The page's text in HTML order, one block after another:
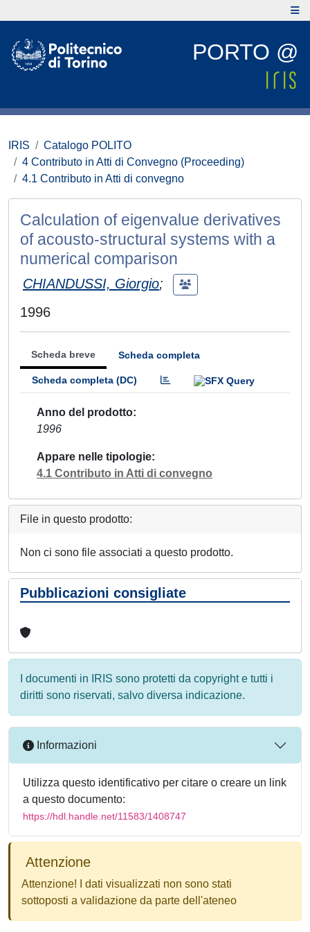
PORTO @
IRIS
Catalogo POLITO
4 Contributo in Atti di Convegno (Proceeding)
4.1 Contributo in Atti di convegno
Calculation of eigenvalue derivatives
of acousto-structural systems with a
numerical comparison
CHIANDUSSI, Giorgio;
1996
Scheda breve Scheda completa
Scheda completa (DC)
Anno del prodotto
1996
Appare nelle tipologie
4.1 Contributo in Atti di convegno
File in questo prodotto:
Non ci sono file associati a questo prodotto.
Pubblicazioni consigliate
I documenti in IRIS sono protetti da copyright e tutti i
diritti sono riservati, salvo diversa indicazione.
Informazioni
Utilizza questo identificativo per citare o creare un link
a questo documento:
https://hdl.handle.net/11583/1408747
Attenzione
Attenzione! I dati visualizzati non sono stati
sottoposti a validazione da parte dell'ateneo